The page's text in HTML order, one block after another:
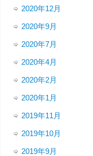
2020年12月
2020年9月
2020年7月
2020年4月
2020年2月
2020年1月
2019年11月
2019年10月
2019年9月